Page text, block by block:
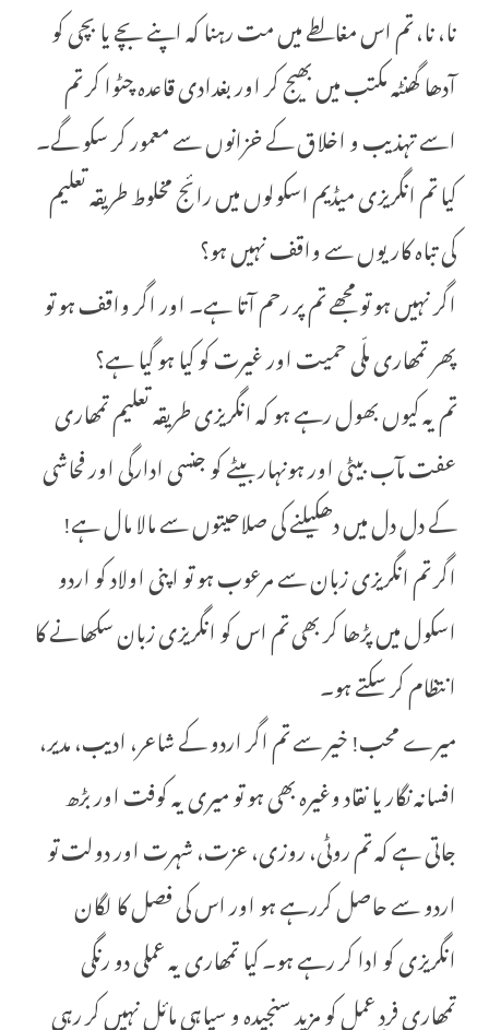
نا، نا، تم اس مغالطے میں مت رہنا کہ اپنے بچے یا بچی کو
آدھا گھنٹہ مکتب میں بھیج کر اور بغدادی قاعدہ چٹوا کر تم
اسے تہذیب و اخلاق کے خزانوں سے معمور کر سکو گے۔
کیا تم انگریزی میڈیم اسکولوں میں رائج مخلوط طریقہ تعلیم
کی تباہ کاریوں سے واقف نہیں ہو؟
اگر نہیں ہو تو مجھے تم پر رحم آتا ہے۔ اور اگر واقف ہو تو
پھر تمھاری ملّی حمیت اور غیرت کو کیا ہو گیا ہے؟
تم یہ کیوں بھول رہے ہو کہ انگریزی طریقہ تعلیم تمھاری
عفت مآب بیٹی اور ہونہار بیٹے کو جنسی ادارگی اور فحاشی
کے دل دل میں دھکیلنے کی صلاحیتوں سے مالا مال ہے!
اگر تم انگریزی زبان سے مرعوب ہو تو اپنی اولاد کو اردو
اسکول میں پڑھا کر بھی تم اس کو انگریزی زبان سکھانے کا
انتظام کر سکتے ہو۔
میرے محب! خیر سے تم اگر اردو کے شاعر، ادیب، مدیر،
افسانہ نگار یا نقاد وغیرہ بھی ہو تو میری یہ کوفت اور بڑھ
جاتی ہے کہ تم روٹی، روزی، عزت، شہرت اور دولت تو
اردو سے حاصل کررہے ہو اور اس کی فصل کا لگان
انگریزی کو ادا کر رہے ہو۔ کیا تمھاری یہ عملی دو رنگی
تمھاری فردِ عمل کو مزید سنجیدہ و سیاہی مائل نہیں کر رہی